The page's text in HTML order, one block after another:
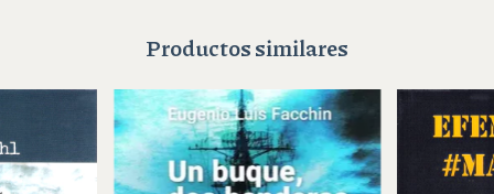
Productos similares